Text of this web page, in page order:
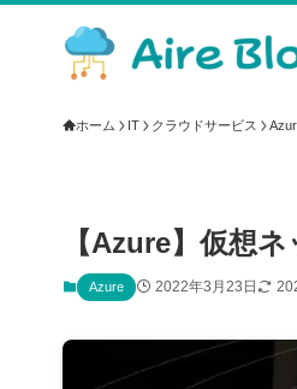
ホーム IT クラウドサービス
【Azure】仮想
Azure 2022年3月23日